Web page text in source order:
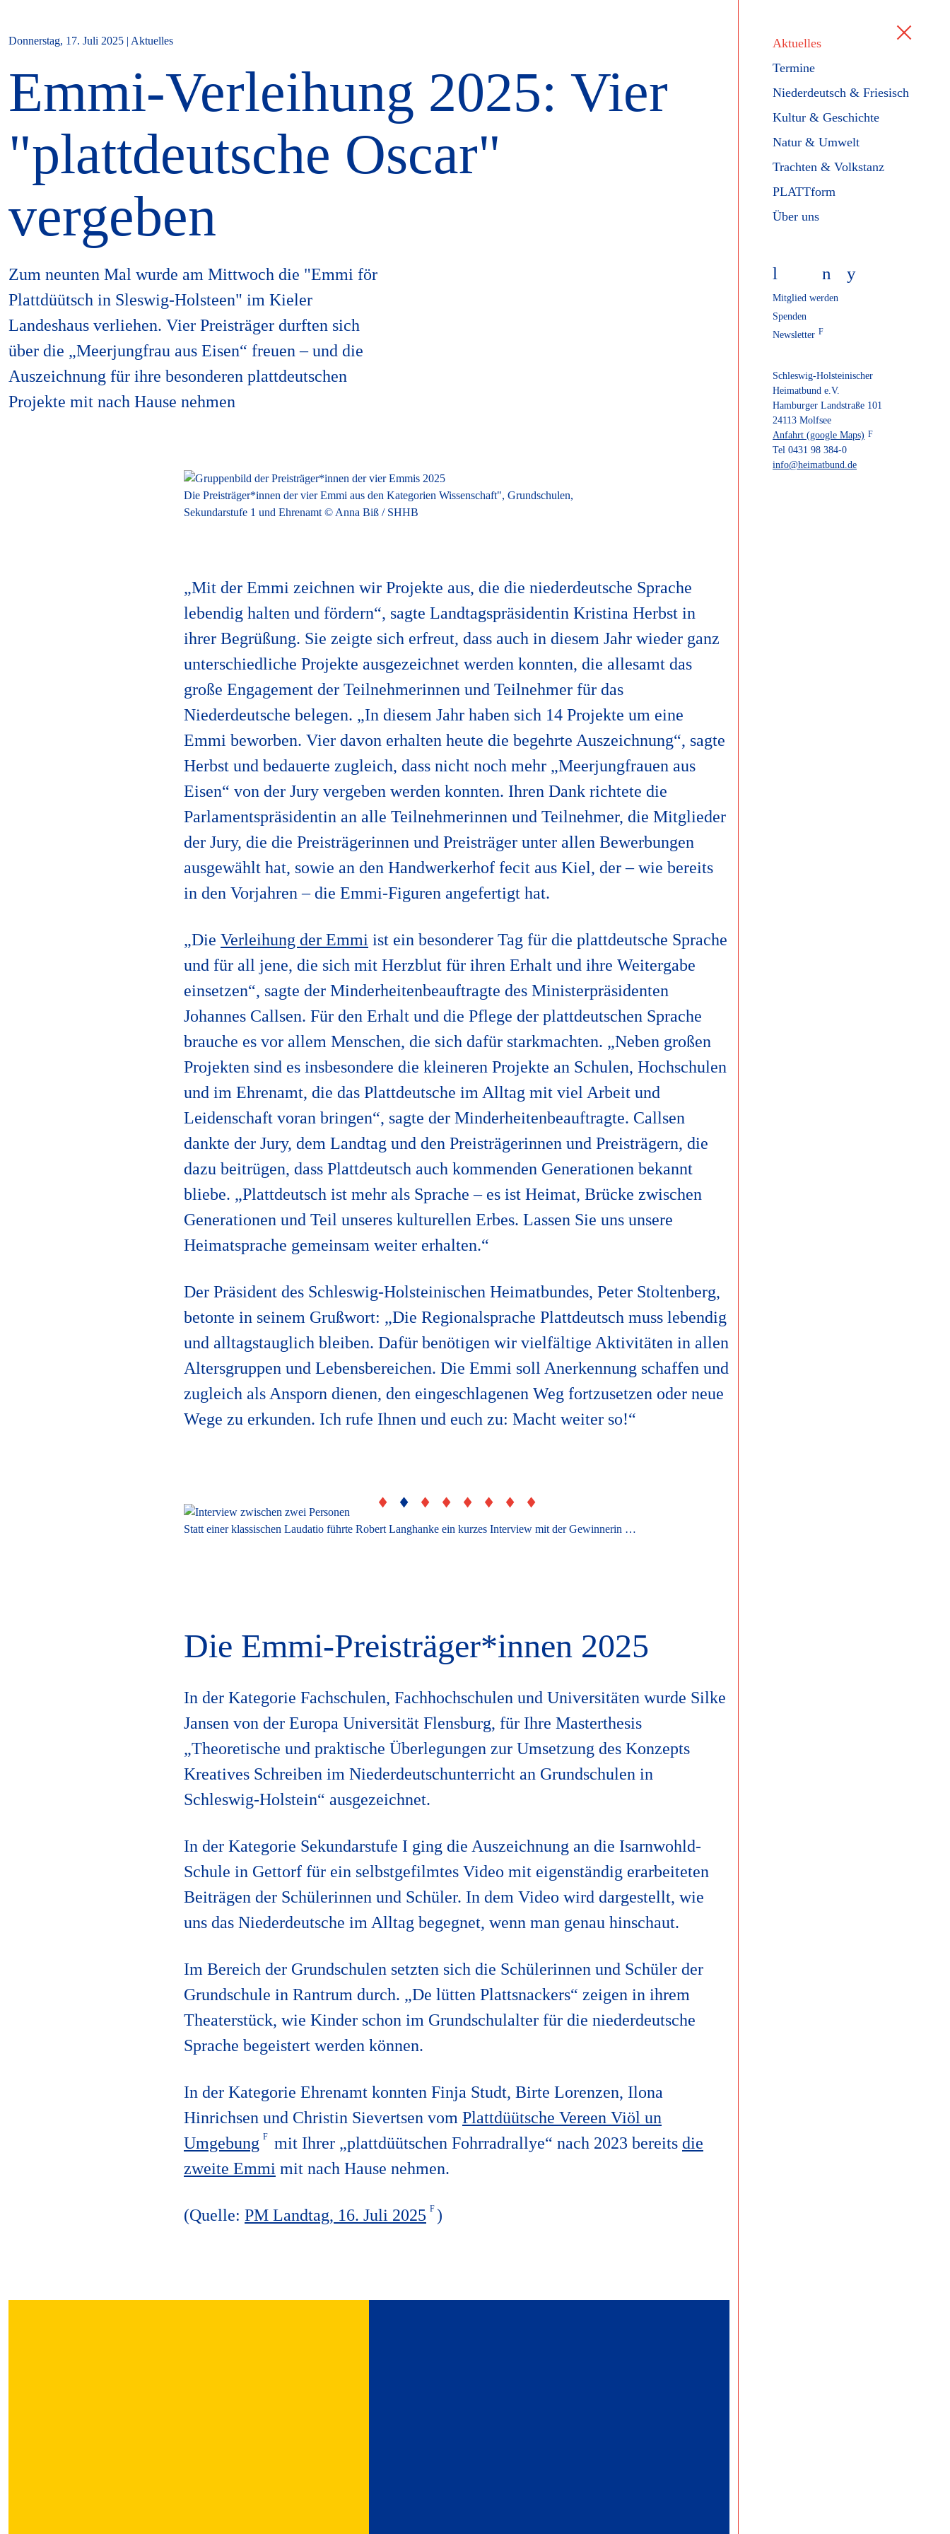
Aktuelles
Termine
Niederdeutsch & Friesisch
Kultur & Geschichte
Natur & Umwelt
Trachten & Volkstanz
PLATTform
Über uns
l n y
Mitglied werden
Spenden
Newsletter
Schleswig-Holsteinischer
Heimatbund e.V.
Hamburger Landstraße 101
24113 Molfsee
Anfahrt (google Maps)
Tel 0431 98 384-0
info@heimatbund.de
Donnerstag, 17. Juli 2025 | Aktuelles
Emmi-Verleihung 2025: Vier
"plattdeutsche Oscar"
vergeben
Zum neunten Mal wurde am Mittwoch die "Emmi för
Plattdüütsch in Sleswig-Holsteen" im Kieler
Landeshaus verliehen. Vier Preisträger durften sich
über die „Meerjungfrau aus Eisen“ freuen – und die
Auszeichnung für ihre besonderen plattdeutschen
Projekte mit nach Hause nehmen
Die Preisträger*innen der vier Emmi aus den Kategorien Wissenschaft", Grundschulen,
Sekundarstufe 1 und Ehrenamt © Anna Biß / SHHB
„Mit der Emmi zeichnen wir Projekte aus, die die niederdeutsche Sprache
lebendig halten und fördern“, sagte Landtagspräsidentin Kristina Herbst in
ihrer Begrüßung. Sie zeigte sich erfreut, dass auch in diesem Jahr wieder ganz
unterschiedliche Projekte ausgezeichnet werden konnten, die allesamt das
große Engagement der Teilnehmerinnen und Teilnehmer für das
Niederdeutsche belegen. „In diesem Jahr haben sich 14 Projekte um eine
Emmi beworben. Vier davon erhalten heute die begehrte Auszeichnung“, sagte
Herbst und bedauerte zugleich, dass nicht noch mehr „Meerjungfrauen aus
Eisen“ von der Jury vergeben werden konnten. Ihren Dank richtete die
Parlamentspräsidentin an alle Teilnehmerinnen und Teilnehmer, die Mitglieder
der Jury, die die Preisträgerinnen und Preisträger unter allen Bewerbungen
ausgewählt hat, sowie an den Handwerkerhof fecit aus Kiel, der – wie bereits
in den Vorjahren – die Emmi-Figuren angefertigt hat.
„Die Verleihung der Emmi ist ein besonderer Tag für die plattdeutsche Sprache
und für all jene, die sich mit Herzblut für ihren Erhalt und ihre Weitergabe
einsetzen“, sagte der Minderheitenbeauftragte des Ministerpräsidenten
Johannes Callsen. Für den Erhalt und die Pflege der plattdeutschen Sprache
brauche es vor allem Menschen, die sich dafür starkmachten. „Neben großen
Projekten sind es insbesondere die kleineren Projekte an Schulen, Hochschulen
und im Ehrenamt, die das Plattdeutsche im Alltag mit viel Arbeit und
Leidenschaft voran bringen“, sagte der Minderheitenbeauftragte. Callsen
dankte der Jury, dem Landtag und den Preisträgerinnen und Preisträgern, die
dazu beitrügen, dass Plattdeutsch auch kommenden Generationen bekannt
bliebe. „Plattdeutsch ist mehr als Sprache – es ist Heimat, Brücke zwischen
Generationen und Teil unseres kulturellen Erbes. Lassen Sie uns unsere
Heimatsprache gemeinsam weiter erhalten.“
Der Präsident des Schleswig-Holsteinischen Heimatbundes, Peter Stoltenberg,
betonte in seinem Grußwort: „Die Regionalsprache Plattdeutsch muss lebendig
und alltagstauglich bleiben. Dafür benötigen wir vielfältige Aktivitäten in allen
Altersgruppen und Lebensbereichen. Die Emmi soll Anerkennung schaffen und
zugleich als Ansporn dienen, den eingeschlagenen Weg fortzusetzen oder neue
Wege zu erkunden. Ich rufe Ihnen und euch zu: Macht weiter so!“
Statt einer klassischen Laudatio führte Robert Langhanke ein kurzes Interview mit der Gewinnerin "op Platt" © Sönke Ehlers / Landtag
Die Emmi-Preisträger*innen 2025
In der Kategorie Fachschulen, Fachhochschulen und Universitäten wurde Silke
Jansen von der Europa Universität Flensburg, für Ihre Masterthesis
„Theoretische und praktische Überlegungen zur Umsetzung des Konzepts
Kreatives Schreiben im Niederdeutschunterricht an Grundschulen in
Schleswig-Holstein“ ausgezeichnet.
In der Kategorie Sekundarstufe I ging die Auszeichnung an die Isarnwohld-
Schule in Gettorf für ein selbstgefilmtes Video mit eigenständig erarbeiteten
Beiträgen der Schülerinnen und Schüler. In dem Video wird dargestellt, wie
uns das Niederdeutsche im Alltag begegnet, wenn man genau hinschaut.
Im Bereich der Grundschulen setzten sich die Schülerinnen und Schüler der
Grundschule in Rantrum durch. „De lütten Plattsnackers“ zeigen in ihrem
Theaterstück, wie Kinder schon im Grundschulalter für die niederdeutsche
Sprache begeistert werden können.
In der Kategorie Ehrenamt konnten Finja Studt, Birte Lorenzen, Ilona
Hinrichsen und Christin Sievertsen vom Plattdüütsche Vereen Viöl un
Umgebung
mit Ihrer „plattdüütschen Fohrradrallye“ nach 2023 bereits die
zweite Emmi mit nach Hause nehmen.
(Quelle: PM Landtag, 16. Juli 2025 )